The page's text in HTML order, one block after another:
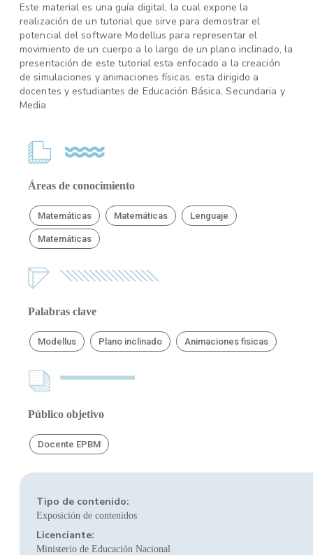
Este material es una guía digital, la cual expone la
realización de un tutorial que sirve para demostrar el
potencial del software Modellus para representar el
movimiento de un cuerpo a lo largo de un plano inclinado, la
presentación de este tutorial esta enfocado a la creación
de simulaciones y animaciones físicas. esta dirigido a
docentes y estudiantes de Educación Básica, Secundaria y
Media
Áreas de conocimiento
Matemáticas Matemáticas Lenguaje
Matemáticas
Palabras clave
Modellus Plano inclinado Animaciones fisicas
Público objetivo
Docente EPBM
Tipo de contenido:
Exposición de contenidos
Licenciante:
Ministerio de Educación Nacional